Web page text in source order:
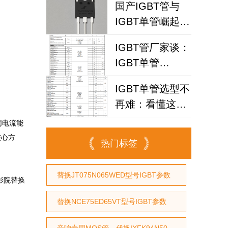
电流能
方
院替换
FHA25T120A如
何破解散热失效
风险？
国产IGBT管与
IGBT单管崛起：
为何赢得工程师
青睐？igbt单管
厂家选型参考
IGBT管厂家谈：
IGBT单管
代替仙童
IGBT单管选型不
再难：看懂这个
计效率提升事半
功倍
热门标签
替换JT075N065WED型号IGBT参数
替换NCE75ED65VT型号IGBT参数